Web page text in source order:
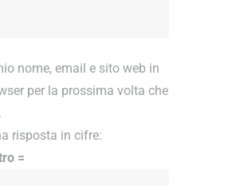
nome, email e sito web in
per la prossima volta che
risposta in cifre:
=